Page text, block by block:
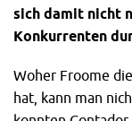
sich damit nicht
Konkurrenten
Woher Froome
hat, kann man